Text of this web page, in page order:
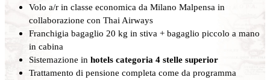
Volo a/r in classe economica da Milano Malpensa in
collaborazione con Thai Airways
Franchigia bagaglio 20 kg in stiva + bagaglio piccolo a mano
in cabina
Sistemazione in hotels categoria 4 stelle superior
Trattamento di pensione completa come da programma